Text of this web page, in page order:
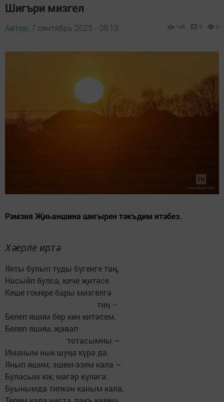
Шигъри мизгел
Автор, 7 сентябрь 2025 - 08:13 146 0 0
Рәмзия Җиһаншина шигырен тәкъдим итәбез.
Хәерле иртә
Якты булып туды бүгенге таң,
Насыйп булса, киче җитәсе.
Кеше гомере бары мизгелгә
тиң –
Белеп яшим бер көн китәсем.
Белеп яшим, җавап
тотасымны –
Иманым нык шуңа күрә дә.
Янып яшим, эшем-эзем кала –
Буласым юк, мәгәр күләгә.
Буынымда типкән каным кала,